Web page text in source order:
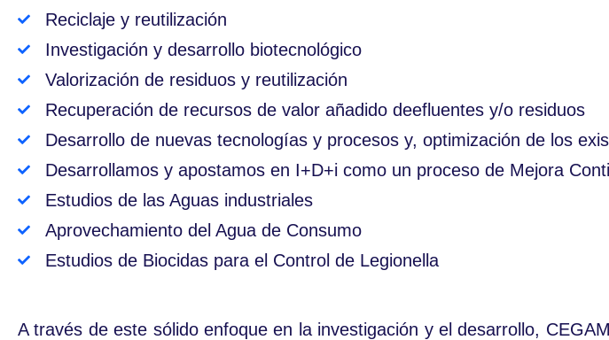
Reciclaje y reutilización
Investigación y desarrollo biotecnológico
Valorización de residuos y reutilización
Recuperación de recursos de valor añadido deefluentes y/o residuos
Desarrollo de nuevas tecnologías y procesos y, optimización de los
Desarrollamos y apostamos en I+D+i como un proceso de Mejora
Estudios de las Aguas industriales
Aprovechamiento del Agua de Consumo
Estudios de Biocidas para el Control de Legionella
A través de este sólido enfoque en la investigación y el desarrollo,